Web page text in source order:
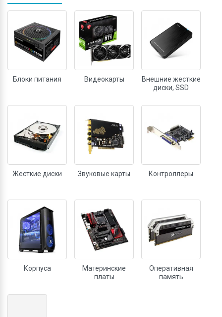
Блоки питания Видеокарты
Внешние жесткие
диски, SSD
Жесткие диски Звуковые карты Контроллеры
Корпуса
Материнские
платы
Оперативная
память